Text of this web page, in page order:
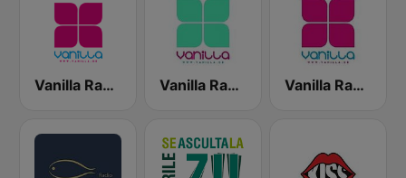
Vanilla Radio Deep Vanilla Radio - Fresh Flavors Vanilla Radio Deep Flavors